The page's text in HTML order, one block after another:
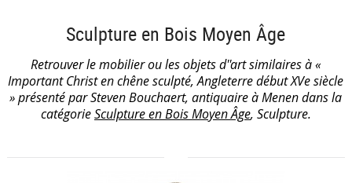
Sculpture en Bois Moyen Âge
Retrouver le mobilier ou les objets d''art similaires à «
Important Christ en chêne sculpté, Angleterre début XVe siècle
» présenté par Steven Bouchaert, antiquaire à Menen dans la
catégorieSculpture en Bois Moyen Âge, Sculpture.